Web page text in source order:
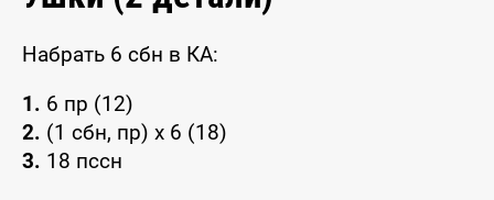
Набрать 6 сбн в КА:
1. 6 пр (12)
2. (1 сбн, пр) x 6 (18)
3. 18 пссн